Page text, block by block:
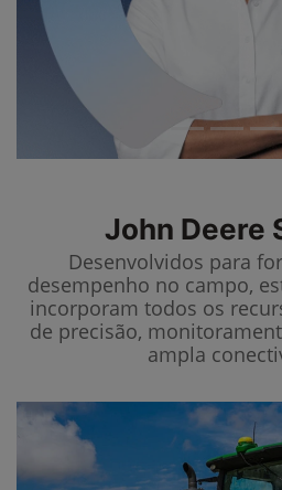
John Deere
Desenvolvidos para
desempenho no campo,
incorporam todos os
de precisão,
ampla